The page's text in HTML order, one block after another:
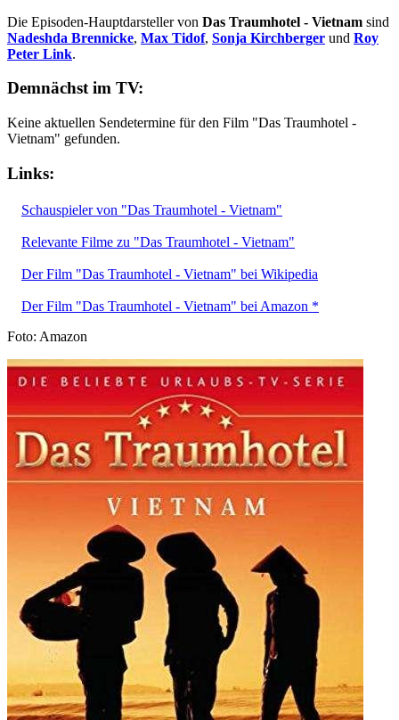
Die Episoden-Hauptdarsteller von Das Traumhotel - Vietnam sind
Nadeshda Brennicke, Max Tidof, Sonja Kirchberger und Roy
Peter Link.
Demnächst im TV:
Keine aktuellen Sendetermine für den Film "Das Traumhotel -
Vietnam" gefunden.
Links:
Schauspieler von "Das Traumhotel - Vietnam"
Relevante Filme zu "Das Traumhotel - Vietnam"
Der Film "Das Traumhotel - Vietnam" bei Wikipedia
Der Film "Das Traumhotel - Vietnam" bei Amazon *
Foto: Amazon